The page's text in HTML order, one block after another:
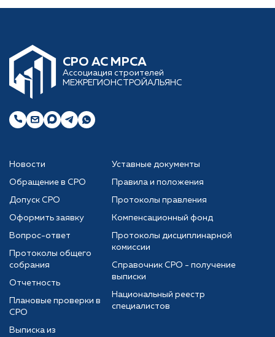
CРО АС МРСА
Ассоциация строителей
МЕЖРЕГИОНСТРОЙАЛЬЯНС
Новости
Обращение в СРО
Допуск СРО
Оформить заявку
Вопрос-ответ
Уставные документы
Правила и положения
Протоколы правления
Компенсационный фонд
Протоколы дисциплинарной
комиссии
Протоколы общего
собрания
Отчетность
Плановые проверки в
СРО
Выписка из
Справочник СРО - получение
выписки
Национальный реестр
специалистов